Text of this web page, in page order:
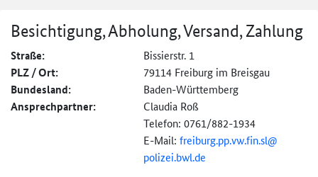
Besichtigung, Abholung, Versand, Zahlung
Straße: Bissierstr. 1
PLZ / Ort: 79114 Freiburg im Breisgau
Bundesland: Baden-Württemberg
Ansprechpartner:
Claudia Roß
Telefon: 0761/882-1934
E-Mail: freiburg.pp.vw.fin.sl@
polizei.bwl.de